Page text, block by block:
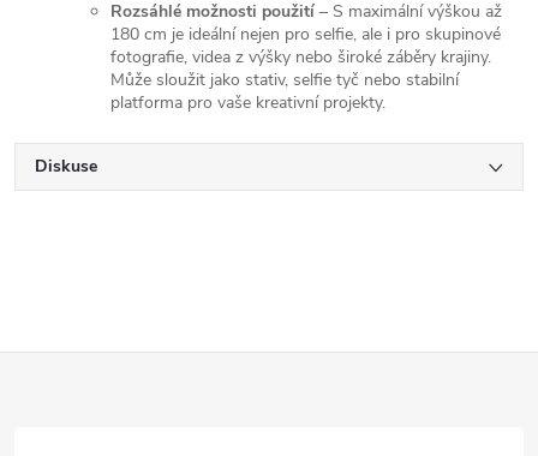
Rozsáhlé možnosti použití – S maximální výškou až
180 cm je ideální nejen pro selfie, ale i pro skupinové
fotografie, videa z výšky nebo široké záběry krajiny.
Může sloužit jako stativ, selfie tyč nebo stabilní
platforma pro vaše kreativní projekty.
Diskuse